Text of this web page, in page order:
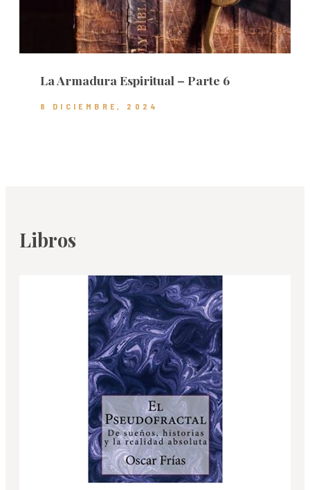
La Armadura Espiritual – Parte 6
8 DICIEMBRE, 2024
Libros